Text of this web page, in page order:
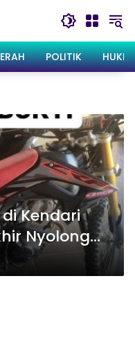
POLITIK
Kendari
Nyolong
Sina